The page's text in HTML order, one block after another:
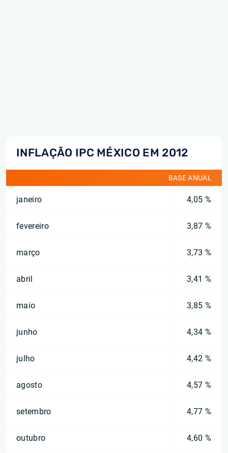
INFLAÇÃO IPC MÉXICO EM 2012
BASE ANUAL
janeiro 4,05 %
fevereiro 3,87 %
março 3,73 %
abril 3,41 %
maio 3,85 %
junho 4,34 %
julho 4,42 %
agosto 4,57 %
setembro 4,77 %
outubro 4,60 %